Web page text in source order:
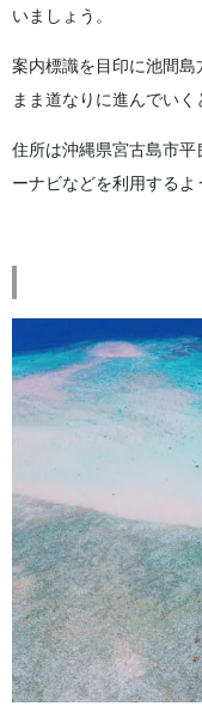
いましょう。
案内標識を目印に池間
まま道なりに進んでいく
住所は沖縄県宮古島市
ーナビなどを利用するよ